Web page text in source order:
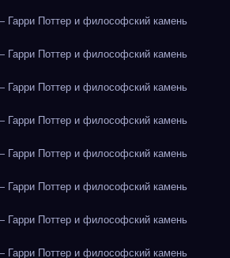
Поттер и философский камень
Поттер и философский камень
Поттер и философский камень
Поттер и философский камень
Поттер и философский камень
Поттер и философский камень
Поттер и философский камень
Поттер и философский камень